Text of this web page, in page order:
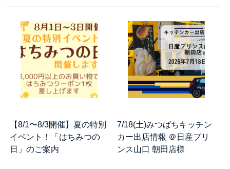
【8/1〜8/3開催】夏の特別
イベント！「はちみつの
日」のご案内
7/18(土)みつばちキッチン
カー出店情報 ＠日産プリ
ンス山口 朝田店様